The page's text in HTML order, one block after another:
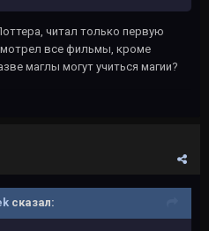
читал только первую
все фильмы, кроме
маглы могут учиться магии?
сказал: